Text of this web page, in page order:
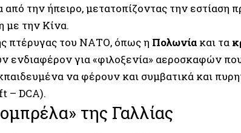
την ήπειρο, μετατοπίζοντας την εστίαση
με την Κίνα.
πτέρυγας του ΝΑΤΟ, όπως η Πολωνία και τα
ενδιαφέρον για «φιλοξενία» αεροσκαφών
να φέρουν και συμβατικά και
– DCA).
της Γαλλίας